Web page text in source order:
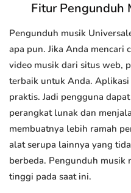
Fitur Pengunduh
Pengunduh musik
apa pun. Jika Anda mencari
video musik dari situs web,
terbaik untuk Anda.
praktis. Jadi pengguna
perangkat lunak dan
membuatnya lebih ramah
alat serupa lainnya yang
berbeda. Pengunduh musik
tinggi pada saat ini.